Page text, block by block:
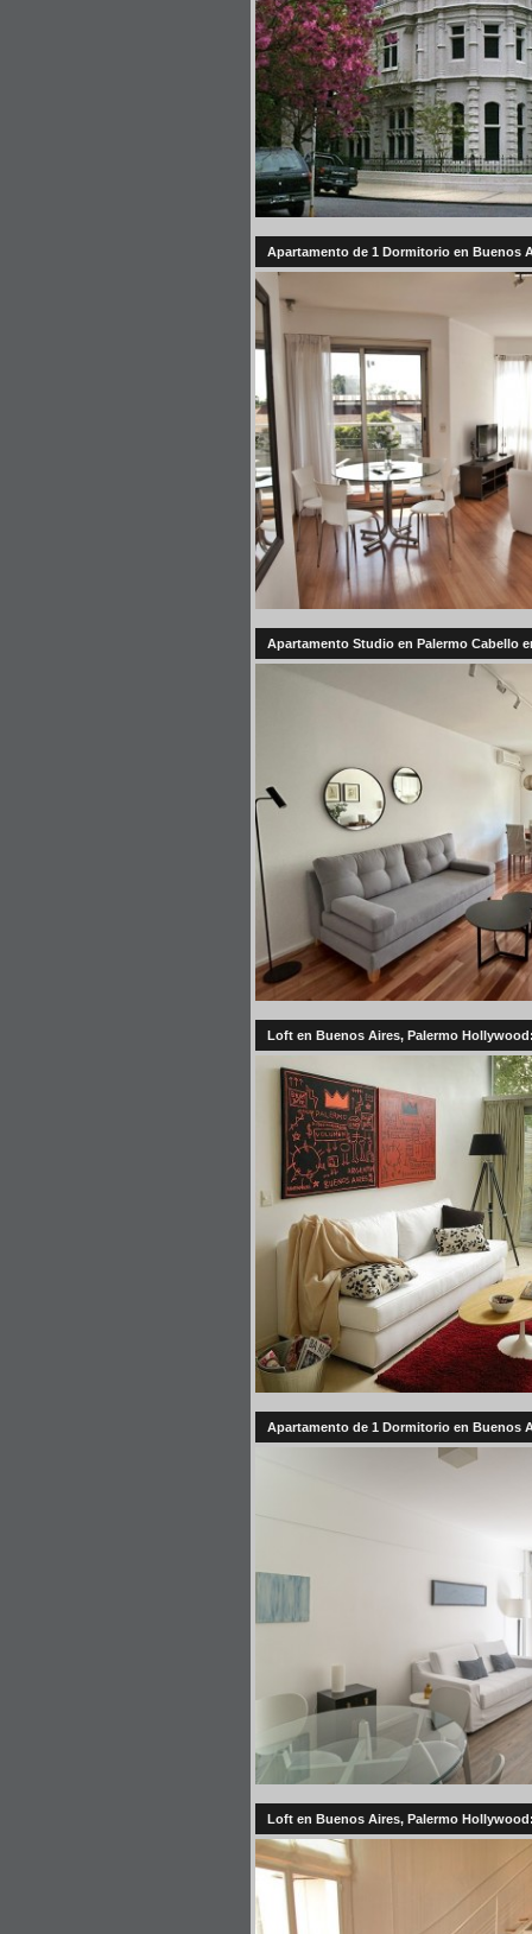
Apartamento de 1 Dormitorio en Buenos
Apartamento Studio en Palermo Cabello
Loft en Buenos Aires, Palermo
Apartamento de 1 Dormitorio en Buenos
Loft en Buenos Aires, Palermo